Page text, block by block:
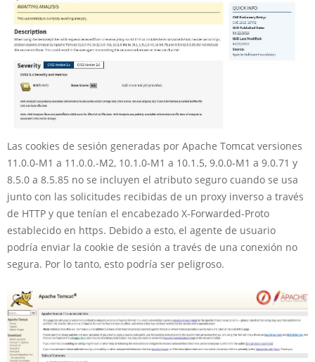
Las cookies de sesión generadas por Apache Tomcat versiones
11.0.0-M1 a 11.0.0.-M2, 10.1.0-M1 a 10.1.5, 9.0.0-M1 a 9.0.71 y
8.5.0 a 8.5.85 no se incluyen el atributo seguro cuando se usa
junto con las solicitudes recibidas de un proxy inverso a través
de HTTP y que tenían el encabezado X-Forwarded-Proto
establecido en https. Debido a esto, el agente de usuario
podría enviar la cookie de sesión a través de una conexión no
segura. Por lo tanto, esto podría ser peligroso.